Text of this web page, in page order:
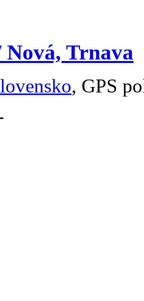
Nová, Trnava
, GPS